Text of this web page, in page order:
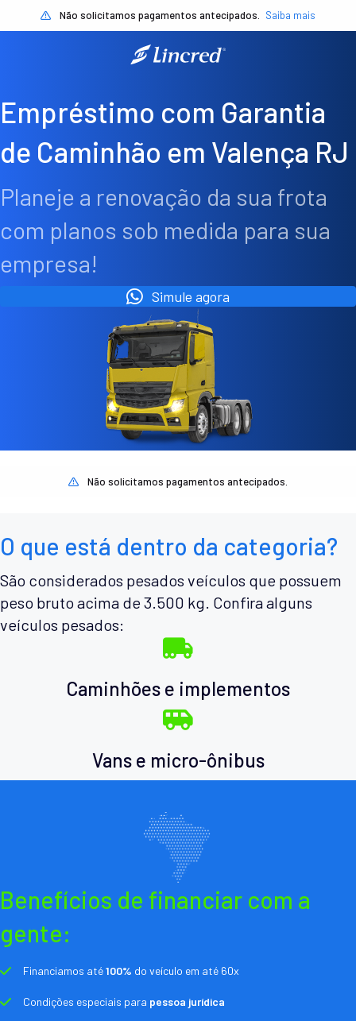
Não solicitamos pagamentos antecipados. Saiba mais
Empréstimo com Garantia
de Caminhão em Valença RJ
Planeje a renovação da sua frota
com planos sob medida para sua
empresa!
Simule agora
Não solicitamos pagamentos antecipados.
O que está dentro da categoria?
São considerados pesados veículos que possuem
peso bruto acima de 3.500 kg. Confira alguns
veículos pesados:
Caminhões e implementos
Vans e micro-ônibus
Benefícios de financiar com a
gente:
Financiamos até100% do veículo em até 60x
Condições especiais para pessoa jurídica